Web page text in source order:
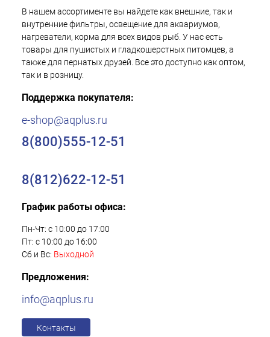
В нашем ассортименте вы найдете как внешние, так и
внутренние фильтры, освещение для аквариумов,
нагреватели, корма для всех видов рыб. У нас есть
товары для пушистых и гладкошерстных питомцев, а
также для пернатых друзей. Все это доступно как оптом,
так и в розницу.
Поддержка покупателя:
e-shop@aqplus.ru
8(800)555-12-51
8(812)622-12-51
График работы офиса:
Пн-Чт: с 10:00 до 17:00
Пт: с 10:00 до 16:00
Сб и Вс: Выходной
Предложения:
info@aqplus.ru
Контакты